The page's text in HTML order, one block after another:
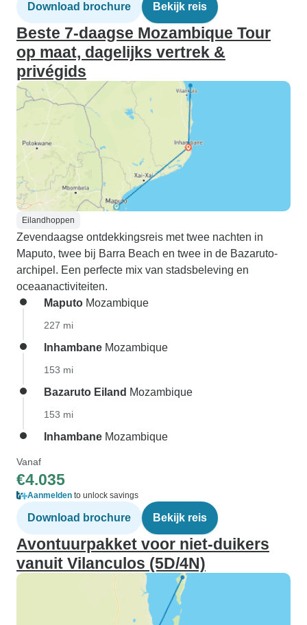
Download brochure Bekijk reis
Beste 7-daagse Mozambique Tour
op maat, dagelijks vertrek &
privégids
Eilandhoppen
Zevendaagse ontdekkingsreis met twee nachten in
Maputo, twee bij Barra Beach en twee in de Bazaruto-
archipel. Een perfecte mix van stadsbeleving en
oceaanactiviteiten.
Maputo Mozambique
227 mi
Inhambane Mozambique
153 mi
Bazaruto Eiland Mozambique
153 mi
Inhambane Mozambique
Vanaf
€4.035
Aanmelden to unlock savings
Download brochure Bekijk reis
Avontuurpakket voor niet-duikers
vanuit Vilanculos (5D/4N)